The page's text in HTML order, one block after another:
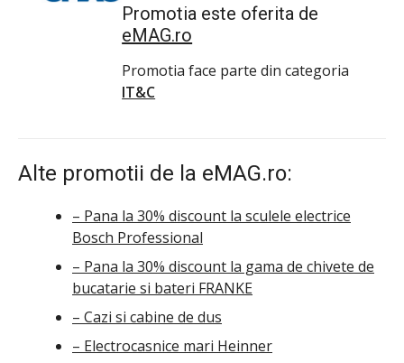
Promotia este oferita de
eMAG.ro
Promotia face parte din categoria
IT&C
Alte promotii de la eMAG.ro:
– Pana la 30% discount la sculele electrice
Bosch Professional
– Pana la 30% discount la gama de chivete de
bucatarie si bateri FRANKE
– Cazi si cabine de dus
– Electrocasnice mari Heinner